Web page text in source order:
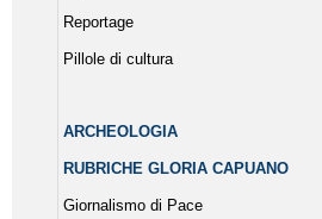
Reportage
Pillole di cultura
ARCHEOLOGIA
RUBRICHE GLORIA CAPUANO
Giornalismo di Pace